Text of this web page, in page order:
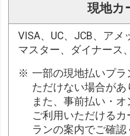
現地カ
VISA、UC、JCB、アメ
マスター、ダイナース
一部の現地払いプ
ただけない場合があ
また、事前払い・
ご利用いただける
ランの案内でご確認